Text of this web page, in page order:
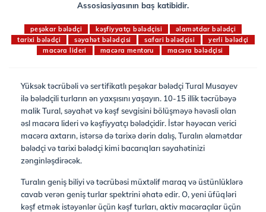
Assosiasiyasının baş katibidir.
peşəkar bələdçi kəşfiyyatçı bələdçisi
əlamətdar bələdçi
tarixi bələdçi
səyahət bələdçisi safari bələdçisi
yerli bələdçi
macəra lideri
macəra mentoru macəra bələdçisi
Yüksək təcrübəli və sertifikatlı peşəkar bələdçi Tural Musayev
ilə bələdçili turların ən yaxşısını yaşayın. 10-15 illik təcrübəyə
malik Tural, səyahət və kəşf sevgisini bölüşməyə həvəsli olan
əsl macəra lideri və kəşfiyyatçı bələdçidir. İstər həyəcan verici
macəra axtarın, istərsə də tarixə dərin dalış, Turalın əlamətdar
bələdçi və tarixi bələdçi kimi bacarıqları səyahətinizi
zənginləşdirəcək.
Turalın geniş biliyi və təcrübəsi müxtəlif maraq və üstünlüklərə
cavab verən geniş turlar spektrini əhatə edir. O, yeni üfüqləri
kəşf etmək istəyənlər üçün kəşf turları, aktiv macəraçılar üçün